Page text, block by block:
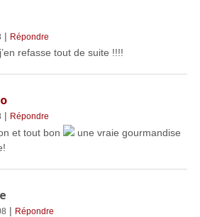
| Répondre
refasse tout de suite !!!!
| Répondre
et tout bon
une vraie gourmandise
| Répondre